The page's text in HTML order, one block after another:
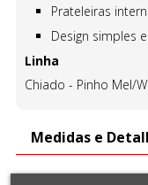
Prateleiras
Design simples
Linha
Chiado - Pinho Mel/
Medidas e